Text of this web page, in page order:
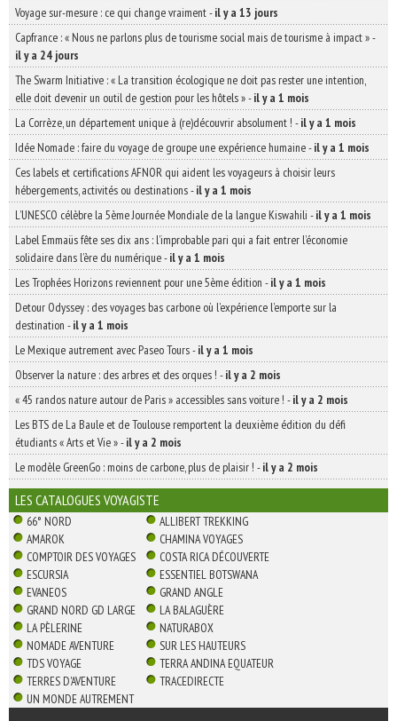
Voyage sur-mesure : ce qui change vraiment-il y a 13 jours
Capfrance : « Nous ne parlons plus de tourisme social mais de tourisme à impact »-
il y a 24 jours
The Swarm Initiative : « La transition écologique ne doit pas rester une intention,
elle doit devenir un outil de gestion pour les hôtels »-il y a 1 mois
La Corrèze, un département unique à (re)découvrir absolument ! -il y a 1 mois
Idée Nomade : faire du voyage de groupe une expérience humaine-il y a 1 mois
Ces labels et certifications AFNOR qui aident les voyageurs à choisir leurs
hébergements, activités ou destinations-il y a 1 mois
L’UNESCO célèbre la 5ème Journée Mondiale de la langue Kiswahili -il y a 1 mois
Label Emmaüs fête ses dix ans : l’improbable pari qui a fait entrer l’économie
solidaire dans l’ère du numérique-il y a 1 mois
Les Trophées Horizons reviennent pour une 5ème édition -il y a 1 mois
Detour Odyssey : des voyages bas carbone où l’expérience l’emporte sur la
destination -il y a 1 mois
Le Mexique autrement avec Paseo Tours-il y a 1 mois
Observer la nature : des arbres et des orques ! -il y a 2 mois
« 45 randos nature autour de Paris » accessibles sans voiture ! -il y a 2 mois
Les BTS de La Baule et de Toulouse remportent la deuxième édition du défi
étudiants « Arts et Vie »-il y a 2 mois
Le modèle GreenGo : moins de carbone, plus de plaisir ! -il y a 2 mois
LES CATALOGUES VOYAGISTE
66° NORD
ALLIBERT TREKKING
AMAROK
CHAMINA VOYAGES
COMPTOIR DES VOYAGES
COSTA RICA DÉCOUVERTE
ESCURSIA
ESSENTIEL BOTSWANA
EVANEOS
GRAND ANGLE
GRAND NORD GD LARGE
LA BALAGUÈRE
LA PÈLERINE
NATURABOX
NOMADE AVENTURE
SUR LES HAUTEURS
TDS VOYAGE
TERRA ANDINA EQUATEUR
TERRES D'AVENTURE
TRACEDIRECTE
UN MONDE AUTREMENT